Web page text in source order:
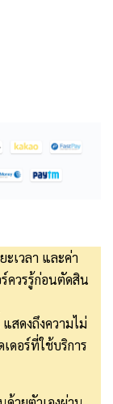
ะเวลา และค่า
ควรรู้ก่อนตัดสิน
สดงถึงความไม่
ดอร์ที่ใช้บริการ